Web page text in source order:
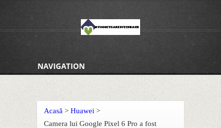
NAVIGATION
Acasă > Huawei >
Camera lui Google Pixel 6 Pro a fost